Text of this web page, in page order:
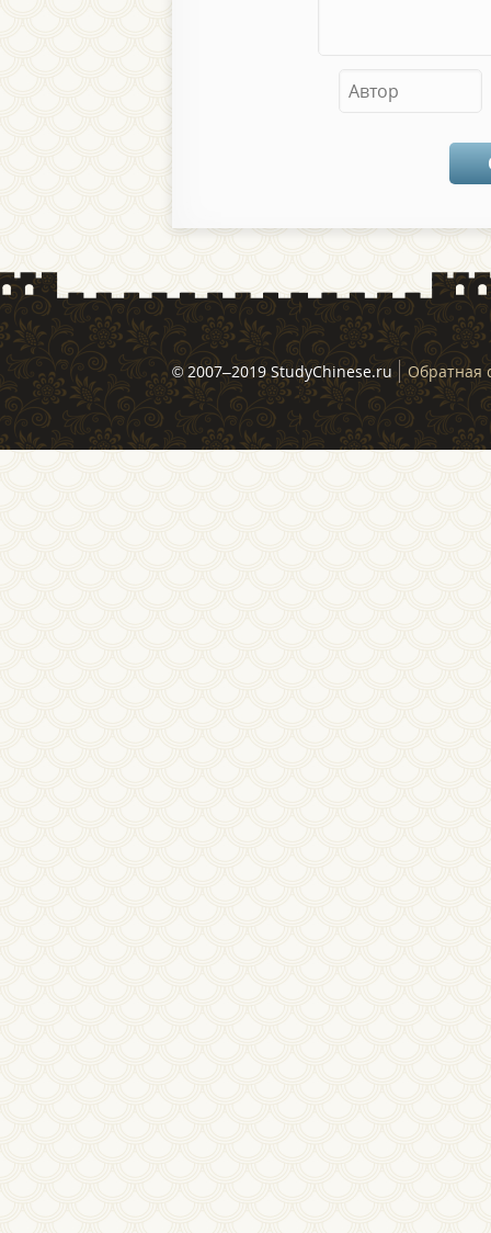
© 2007–2019 StudyChinese.ru Обратная